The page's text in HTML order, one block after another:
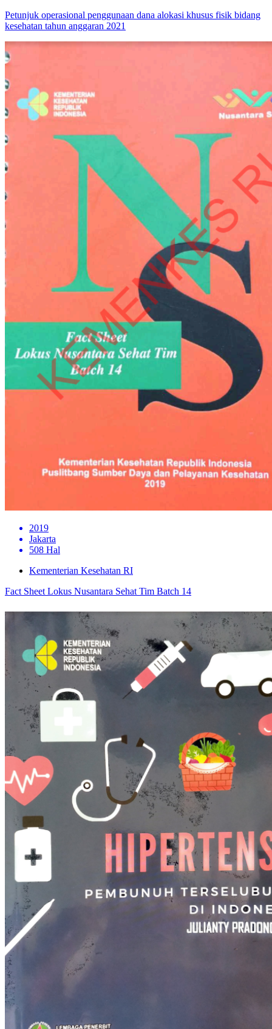
Petunjuk operasional penggunaan dana alokasi khusus fisik bidang
kesehatan tahun anggaran 2021
2019
Jakarta
508 Hal
Kementerian Kesehatan RI
Fact Sheet Lokus Nusantara Sehat Tim Batch 14